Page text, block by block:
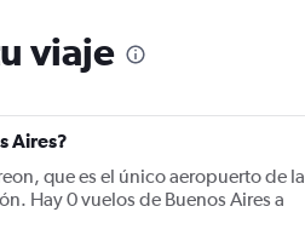
viaje
Aires?
que es el único aeropuerto de la
Hay 0 vuelos de Buenos Aires a